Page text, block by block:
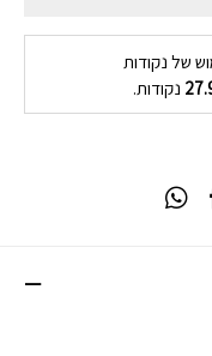
של נקודות
נקודות.